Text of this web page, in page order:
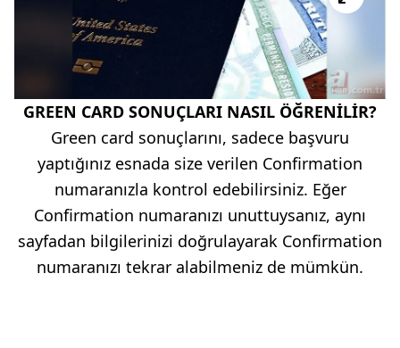
GREEN CARD SONUÇLARI NASIL ÖĞRENİLİR?
Green card sonuçlarını, sadece başvuru
yaptığınız esnada size verilen Confirmation
numaranızla kontrol edebilirsiniz. Eğer
Confirmation numaranızı unuttuysanız, aynı
sayfadan bilgilerinizi doğrulayarak Confirmation
numaranızı tekrar alabilmeniz de mümkün.